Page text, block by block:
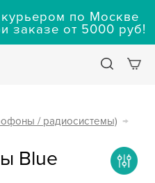
курьером по Москве
заказе от 5000 руб!
/ радиосистемы) →
Blue